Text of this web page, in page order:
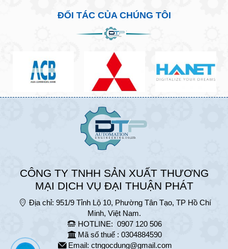
ĐỐI TÁC CỦA CHÚNG TÔI
CÔNG TY TNHH SẢN XUẤT THƯƠNG
MẠI DỊCH VỤ ĐẠI THUẬN PHÁT
Địa chỉ: 951/9 Tỉnh Lộ 10, Phường Tân Tạo, TP Hồ Chí
Minh, Việt Nam.
HOTLINE: 0907 120 506
Mã số thuế : 0304884590
Email: ctngocdung@gmail.com